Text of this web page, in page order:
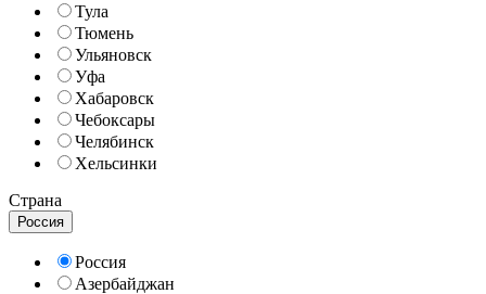
Тула
Тюмень
Ульяновск
Уфа
Хабаровск
Чебоксары
Челябинск
Хельсинки
Страна
Россия
Россия
Азербайджан